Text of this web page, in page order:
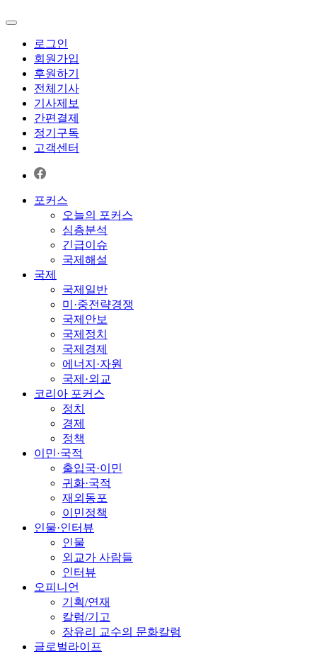
로그인
회원가입
후원하기
전체기사
기사제보
간편결제
정기구독
고객센터
포커스
오늘의 포커스
심층분석
긴급이슈
국제해설
국제
국제일반
미·중전략경쟁
국제안보
국제정치
국제경제
에너지·자원
국제·외교
코리아 포커스
정치
경제
정책
이민·국적
출입국·이민
귀화·국적
재외동포
이민정책
인물·인터뷰
인물
외교가 사람들
인터뷰
오피니언
기획/연재
칼럼/기고
장유리 교수의 문화칼럼
글로벌라이프